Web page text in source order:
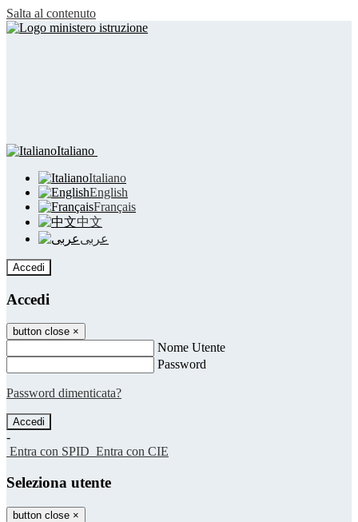
Salta al contenuto
Italiano
Italiano
English
Français
中文
عربى
Accedi
Accedi
button close ×
Nome Utente
Password
Password dimenticata?
-
Entra con SPID Entra con CIE
Seleziona utente
button close ×